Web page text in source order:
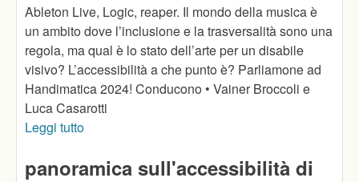
Ableton Live, Logic, reaper. Il mondo della musica è
un ambito dove l’inclusione e la trasversalità sono una
regola, ma qual è lo stato dell’arte per un disabile
visivo? L’accessibilità a che punto è? Parliamone ad
Handimatica 2024! Conducono • Vainer Broccoli e
Luca Casarotti
Leggi tutto
panoramica sull'accessibilità di